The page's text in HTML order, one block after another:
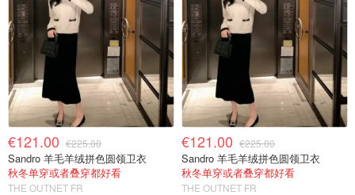
€121.00 €225.00
Sandro 羊毛羊绒拼色圆领卫衣
秋冬单穿或者叠穿都好看
THE OUTNET FR
€121.00 €225.00
Sandro 羊毛羊绒拼色圆领卫衣
秋冬单穿或者叠穿都好看
THE OUTNET FR